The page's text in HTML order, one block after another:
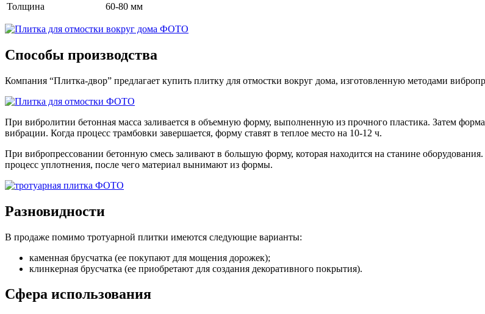
Толщина 60-80 мм
Способы производства
Компания “Плитка-двор” предлагает купить плитку для отмостки вокруг дома, изготовленную методами
При вибролитии бетонная масса заливается в объемную форму, выполненную из прочного пластика. Затем
вибрации. Когда процесс трамбовки завершается, форму ставят в теплое место на 10-12 ч.
При вибропрессовании бетонную смесь заливают в большую форму, которая находится на станине
процесс уплотнения, после чего материал вынимают из формы.
Разновидности
В продаже помимо тротуарной плитки имеются следующие варианты:
каменная брусчатка (ее покупают для мощения дорожек);
клинкерная брусчатка (ее приобретают для создания декоративного покрытия).
Сфера использования